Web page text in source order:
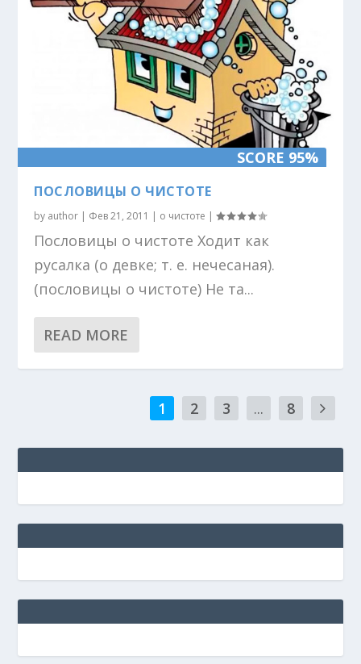
SCORE 95%
ПОСЛОВИЦЫ О ЧИСТОТЕ
by author | Фев 21, 2011 | о чистоте |
Пословицы о чистоте Ходит как
русалка (о девке; т. е. нечесаная).
(пословицы о чистоте) Не та...
READ MORE
1 2 3 ... 8